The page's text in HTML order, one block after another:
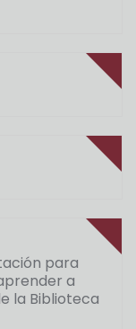
para
a
la Biblioteca